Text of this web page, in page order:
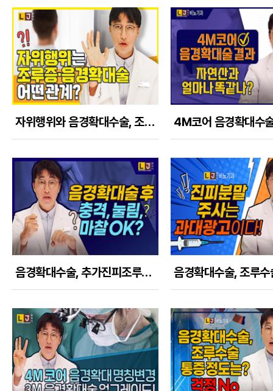
자위행위와 음경확대수술, 조루증에 어떤 관계가 있을까
음경확대수술, 추가진피조루수술 수술후 시기에 따라 물리적 충격, 눌림, 마찰 어디까지 괜찮을까